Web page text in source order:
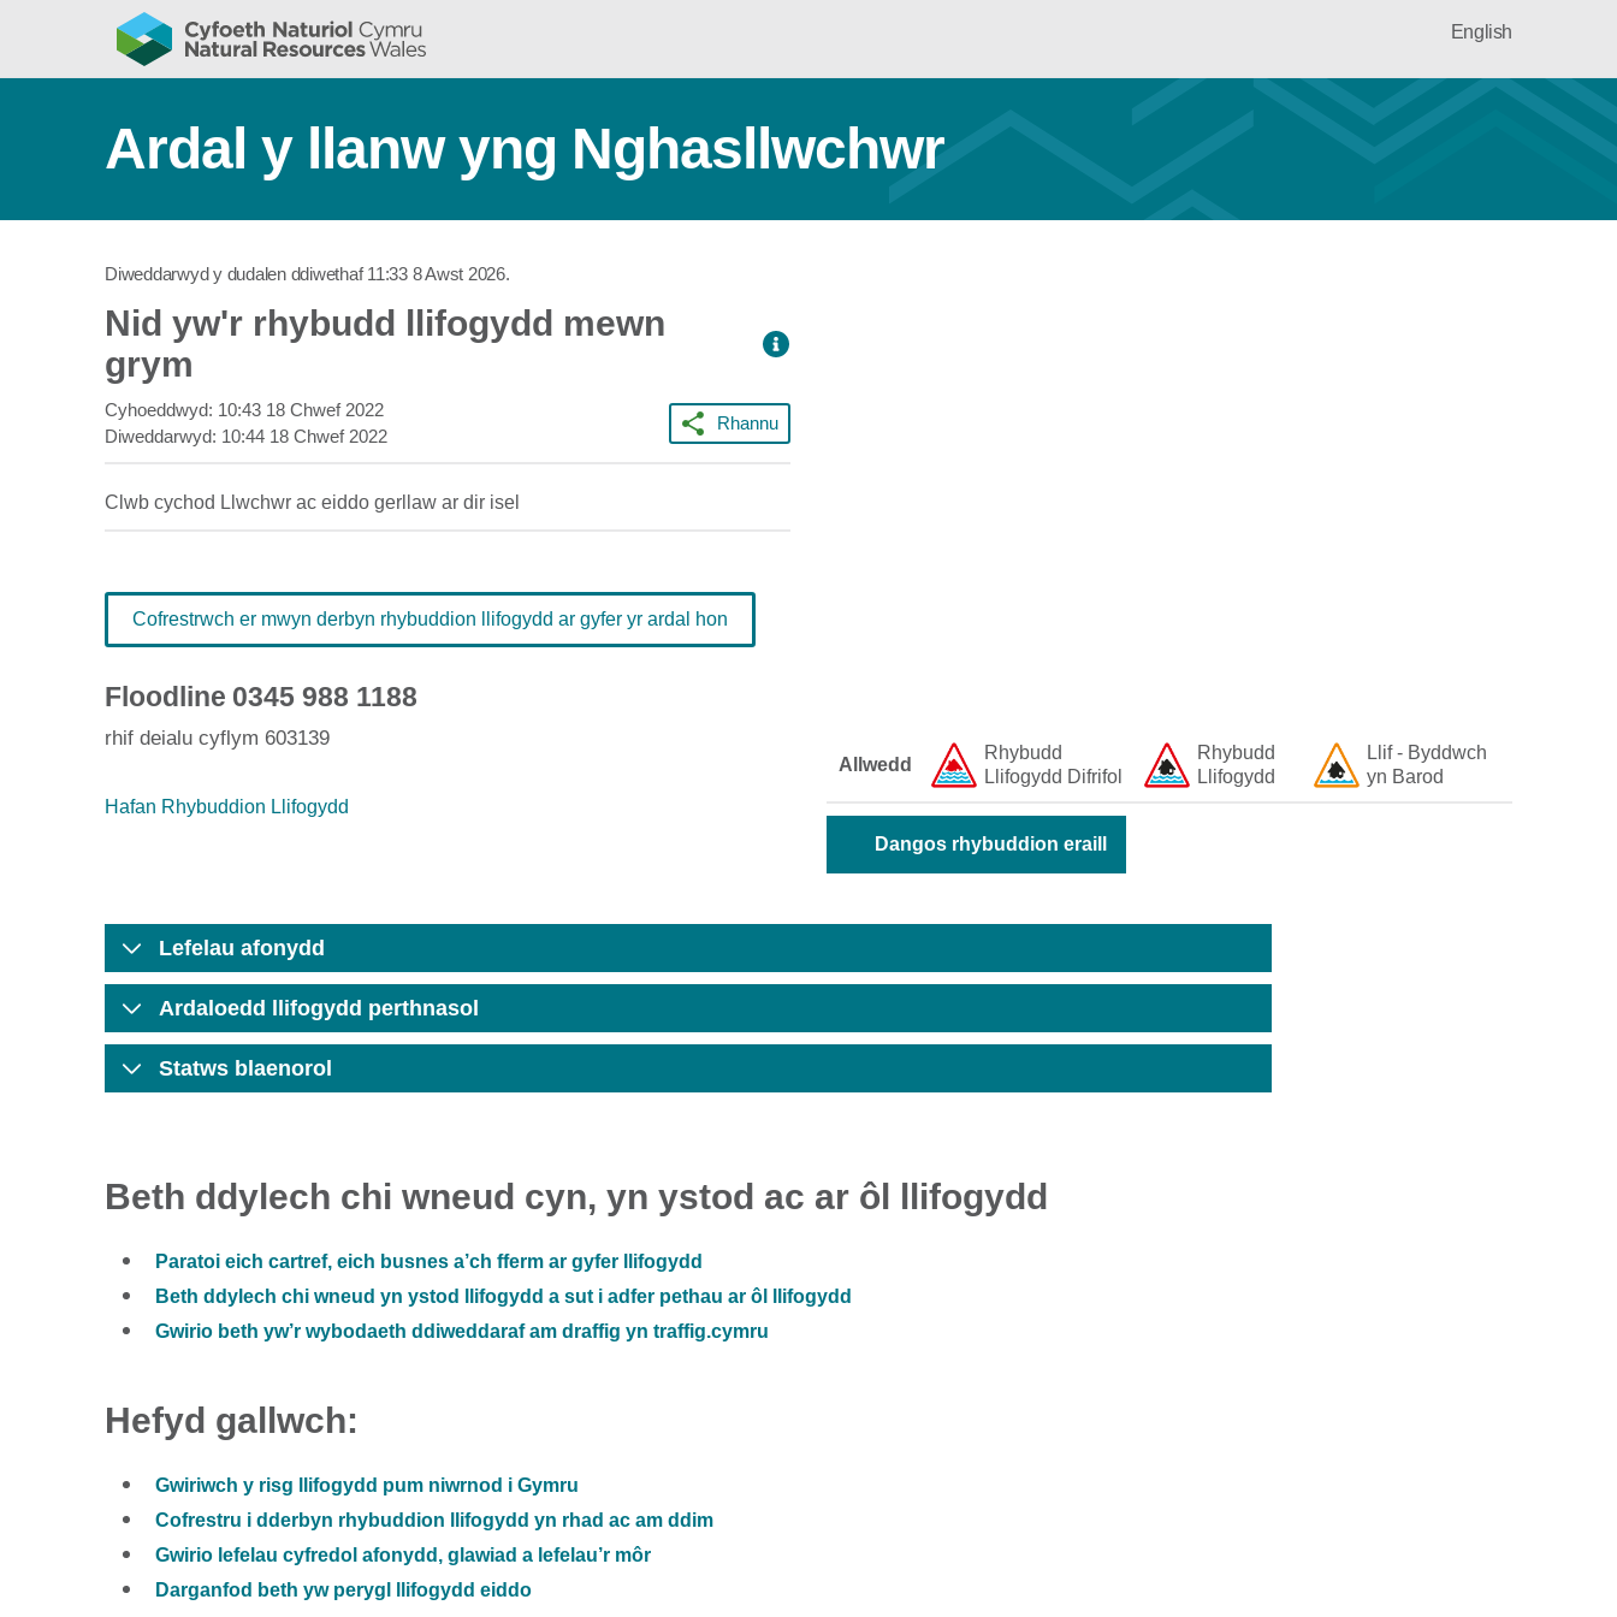
English
Ardal y llanw yng Nghasllwchwr
Diweddarwyd y dudalen ddiwethaf11:33 8 Awst 2026.
Nid yw'r rhybudd llifogydd mewn
grym
Cyhoeddwyd: 10:43 18 Chwef 2022
Diweddarwyd: 10:44 18 Chwef 2022
Rhannu
Clwb cychod Llwchwr ac eiddo gerllaw ar dir isel
Allwedd
Rhybudd ​
Llifogydd ​Difrifol
Rhybudd
Llifogydd
Llif - Byddwch
yn Barod
Dangos rhybuddion eraill
Cofrestrwch er mwyn derbyn rhybuddion llifogydd ar gyfer yr ardal hon
Floodline 0345 988 1188
rhif deialu cyflym 603139
Hafan Rhybuddion Llifogydd
Lefelau afonydd
Ardaloedd llifogydd perthnasol
Statws blaenorol
Beth ddylech chi wneud cyn, yn ystod ac ar ôl llifogydd
Paratoi eich cartref, eich busnes a’ch fferm ar gyfer llifogydd
Beth ddylech chi wneud yn ystod llifogydd a sut i adfer pethau ar ôl llifogydd
Gwirio beth yw’r wybodaeth ddiweddaraf am draffig yn traffig.cymru
Hefyd gallwch:
Gwiriwch y risg llifogydd pum niwrnod i Gymru
Cofrestru i dderbyn rhybuddion llifogydd yn rhad ac am ddim
Gwirio lefelau cyfredol afonydd, glawiad a lefelau’r môr
Darganfod beth yw perygl llifogydd eiddo